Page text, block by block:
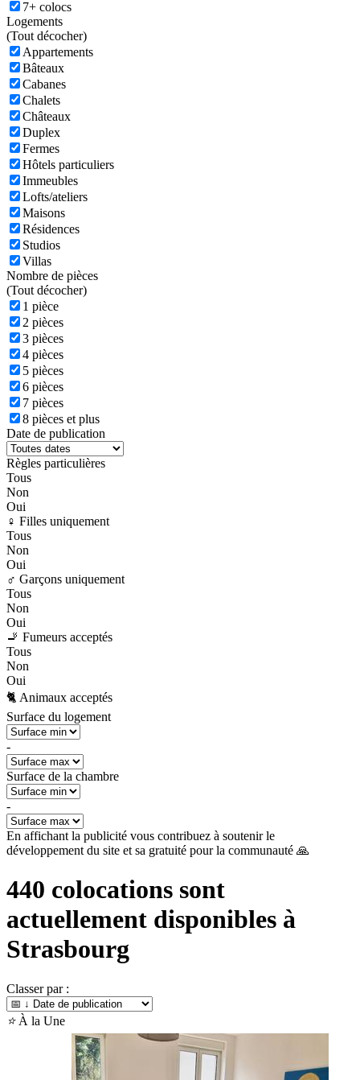
7+ colocs
Logements
(Tout décocher)
Appartements
Bâteaux
Cabanes
Chalets
Châteaux
Duplex
Fermes
Hôtels particuliers
Immeubles
Lofts/ateliers
Maisons
Résidences
Studios
Villas
Nombre de pièces
(Tout décocher)
1 pièce
2 pièces
3 pièces
4 pièces
5 pièces
6 pièces
7 pièces
8 pièces et plus
Date de publication
Règles particulières
Tous
Non
Oui
♀️ Filles uniquement
Tous
Non
Oui
♂️ Garçons uniquement
Tous
Non
Oui
🚬 Fumeurs acceptés
Tous
Non
Oui
🐈 Animaux acceptés
Surface du logement
-
Surface de la chambre
-
En affichant la publicité vous contribuez à soutenir le
développement du site et sa gratuité pour la communauté 🙏
440 colocations sont
actuellement disponibles à
Strasbourg
Classer par :
⭐À la Une